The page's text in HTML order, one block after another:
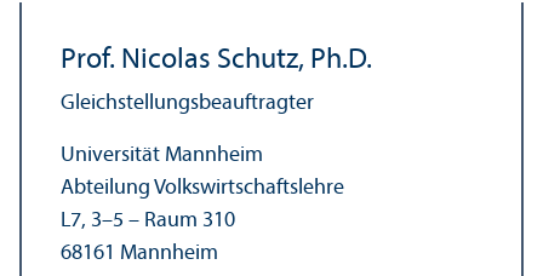
Prof. Nicolas Schutz, Ph.D.
Gleich­stellungs­beauftragter
Universität Mannheim
Abteilung Volkswirtschafts­lehre
L7, 3–5 – Raum 310
68161 Mannheim